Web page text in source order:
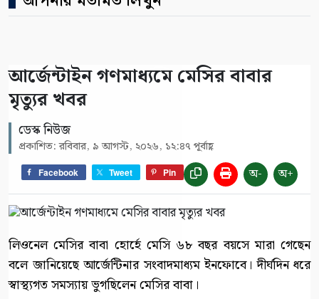
আর্জেন্টাইন গণমাধ্যমে মেসির বাবার
মৃত্যুর খবর
ডেস্ক নিউজ
প্রকাশিত: রবিবার, ৯ আগস্ট, ২০২৬, ১২:৪৭ পূর্বাহ্ণ
Facebook Tweet Pin অ- অ+
লিওনেল মেসির বাবা হোর্হে মেসি ৬৮ বছর বয়সে মারা গেছেন
বলে জানিয়েছে আর্জেন্টিনার সংবাদমাধ্যম ইনফোবে। দীর্ঘদিন ধরে
স্বাস্থ্যগত সমস্যায় ভুগছিলেন মেসির বাবা।